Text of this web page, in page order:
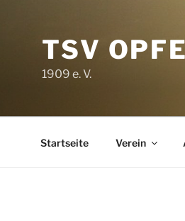
TSV
1909 e. V.
Startseite Verein